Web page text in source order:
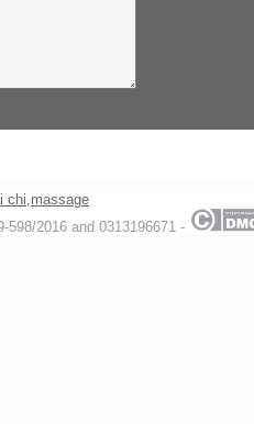
chi,massage
2016 and 0313196671 -